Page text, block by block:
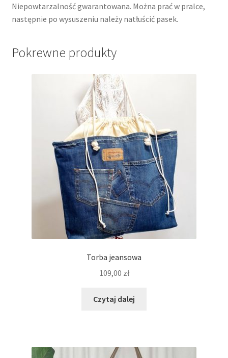
Niepowtarzalność gwarantowana. Można prać w pralce,
następnie po wysuszeniu należy natłuścić pasek.
Pokrewne produkty
Torba jeansowa
109,00 zł
Czytaj dalej